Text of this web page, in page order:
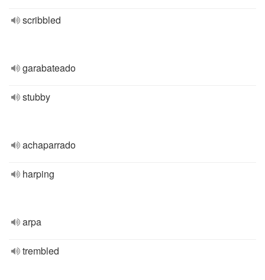
scribbled
garabateado
stubby
achaparrado
harping
arpa
trembled